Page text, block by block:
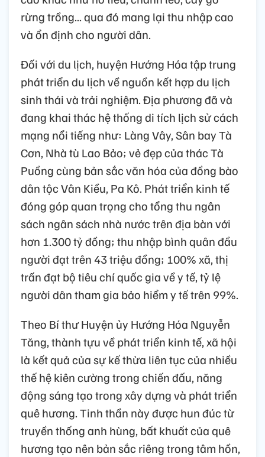
rừng trồng... qua đó mang lại thu nhập cao
và ổn định cho người dân.
Đối với du lịch, huyện Hướng Hóa tập trung
phát triển du lịch về nguồn kết hợp du lịch
sinh thái và trải nghiệm. Địa phương đã và
đang khai thác hệ thống di tích lịch sử cách
mạng nổi tiếng như: Làng Vây, Sân bay Tà
Cơn, Nhà tù Lao Bảo; vẻ đẹp của thác Tà
Puồng cùng bản sắc văn hóa của đồng bào
dân tộc Vân Kiều, Pa Kô. Phát triển kinh tế
đóng góp quan trọng cho tổng thu ngân
sách ngân sách nhà nước trên địa bàn với
hơn 1.300 tỷ đồng; thu nhập bình quân đầu
người đạt trên 43 triệu đồng; 100% xã, thị
trấn đạt bộ tiêu chí quốc gia về y tế, tỷ lệ
người dân tham gia bảo hiểm y tế trên 99%.
Theo Bí thư Huyện ủy Hướng Hóa Nguyễn
Tăng, thành tựu về phát triển kinh tế, xã hội
là kết quả của sự kế thừa liên tục của nhiều
thế hệ kiên cường trong chiến đấu, năng
động sáng tạo trong xây dựng và phát triển
quê hương. Tinh thần này được hun đúc từ
truyền thống anh hùng, bất khuất của quê
hương tạo nên bản sắc riêng trong tâm hồn,